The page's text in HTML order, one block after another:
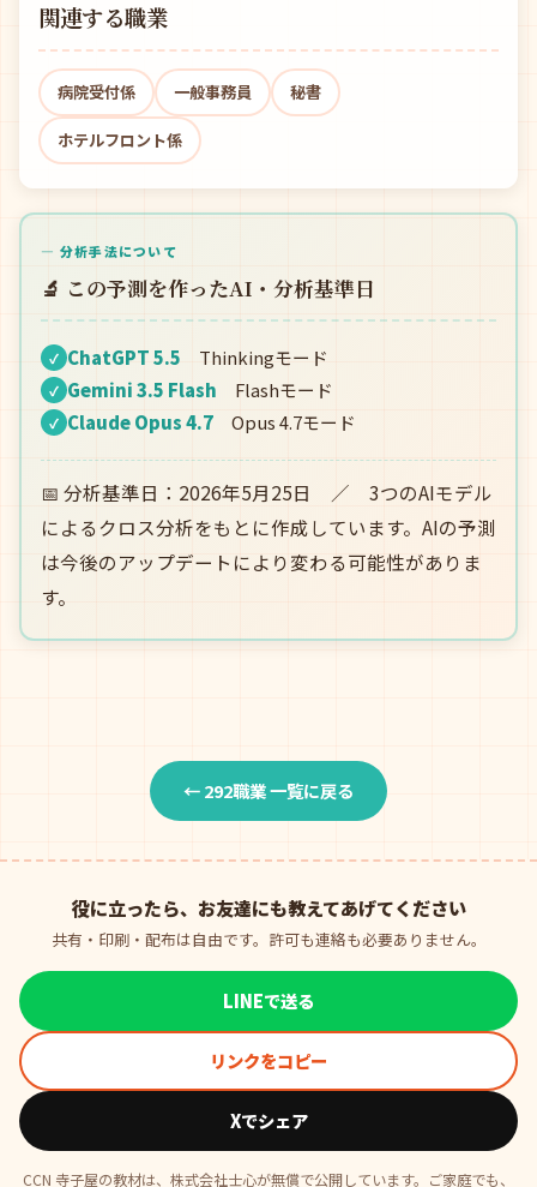
関連する職業
病院受付係 一般事務員 秘書
ホテルフロント係
— 分析手法について
🔬 この予測を作ったAI・分析基準日
✓ ChatGPT 5.5 Thinkingモード
✓ Gemini 3.5 Flash Flashモード
✓ Claude Opus 4.7 Opus 4.7モード
📅 分析基準日：2026年5月25日 ／ 3つのAIモデル
によるクロス分析をもとに作成しています。AIの予測
は今後のアップデートにより変わる可能性がありま
す。
← 292職業 一覧に戻る
役に立ったら、お友達にも教えてあげてください
共有・印刷・配布は自由です。許可も連絡も必要ありません。
LINEで送る
リンクをコピー
Xでシェア
CCN 寺子屋の教材は、株式会社士心が無償で公開しています。ご家庭でも、